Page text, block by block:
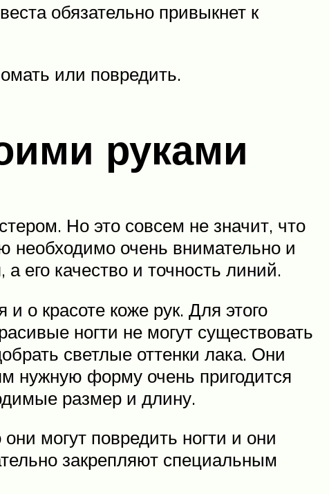
обязательно привыкнет к
или повредить.
руками
Но это совсем не значит, что
необходимо очень внимательно и
его качество и точность линий.
о красоте коже рук. Для этого
ногти не могут существовать
светлые оттенки лака. Они
нужную форму очень пригодится
размер и длину.
могут повредить ногти и они
закрепляют специальным